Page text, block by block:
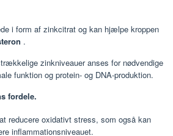
i form af zinkcitrat og kan hjælpe kroppen
.
zinkniveauer anses for nødvendige
funktion og protein- og DNA-produktion.
fordele.
reducere oxidativt stress, som også kan
inflammationsniveauet.